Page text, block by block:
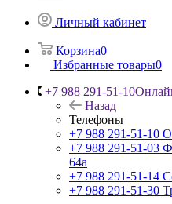
Личный кабинет
Корзина0
Избранные товары0
+7 988 291-51-10
Назад
Телефоны
+7 988 291-51-10
+7 988 291-51-03
64а
+7 988 291-51-14
+7 988 291-51-30